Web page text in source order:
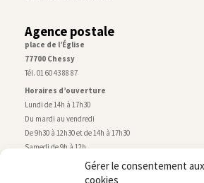
Gérer le consentement aux
cookies
Agence postale
place de l’Église
77700 Chessy
Tél. 01 60 43 88 87
Horaires d’ouverture
Lundi de 14h à 17h30
Du mardi au vendredi
De 9h30 à 12h30 et de 14h à 17h30
Samedi de 9h à 12h